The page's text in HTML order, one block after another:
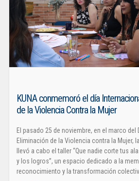
KUNA conmemoró el día
de la Violencia Contra la Mujer
El pasado 25 de noviembre, en el marco del
Eliminación de la Violencia contra la Mujer,
llevó a cabo el taller “Que nadie corte tus
y los logros”, un espacio dedicado a la
reconocimiento y la transformación